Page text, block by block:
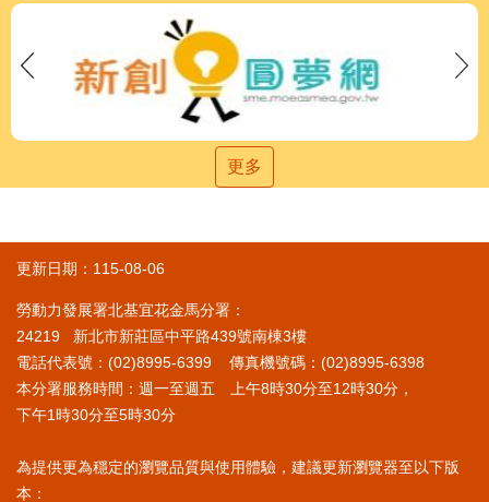
更多
更新日期：115-08-06
勞動力發展署北基宜花金馬分署：
24219 新北市新莊區中平路439號南棟3樓
電話代表號：(02)8995-6399 傳真機號碼：(02)8995-6398
本分署服務時間：週一至週五 上午8時30分至12時30分，
下午1時30分至5時30分
為提供更為穩定的瀏覽品質與使用體驗，建議更新瀏覽器至以下版
本：